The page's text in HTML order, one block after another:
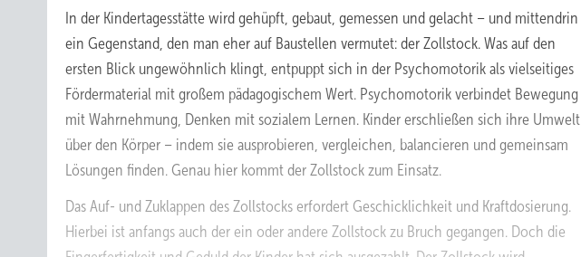
In der Kindertagesstätte wird gehüpft, gebaut, gemessen und gelacht – und mittendrin
ein Gegenstand, den man eher auf Baustellen vermutet: der Zollstock. Was auf den
ersten Blick ungewöhnlich klingt, entpuppt sich in der Psychomotorik als vielseitiges
Förder­material mit großem pädagogischem Wert. Psychomotorik verbindet Bewegung
mit Wahrnehmung, Denken mit sozialem Lernen. Kinder erschließen sich ihre Umwelt
über den Körper – indem sie ausprobieren, vergleichen, balancieren und gemeinsam
Lösungen finden. Genau hier kommt der Zollstock zum Einsatz.
Das Auf- und Zuklappen des Zollstocks erfordert Geschicklichkeit und Kraftdosierung.
Hierbei ist anfangs auch der ein oder andere Zollstock zu Bruch gegangen. Doch die